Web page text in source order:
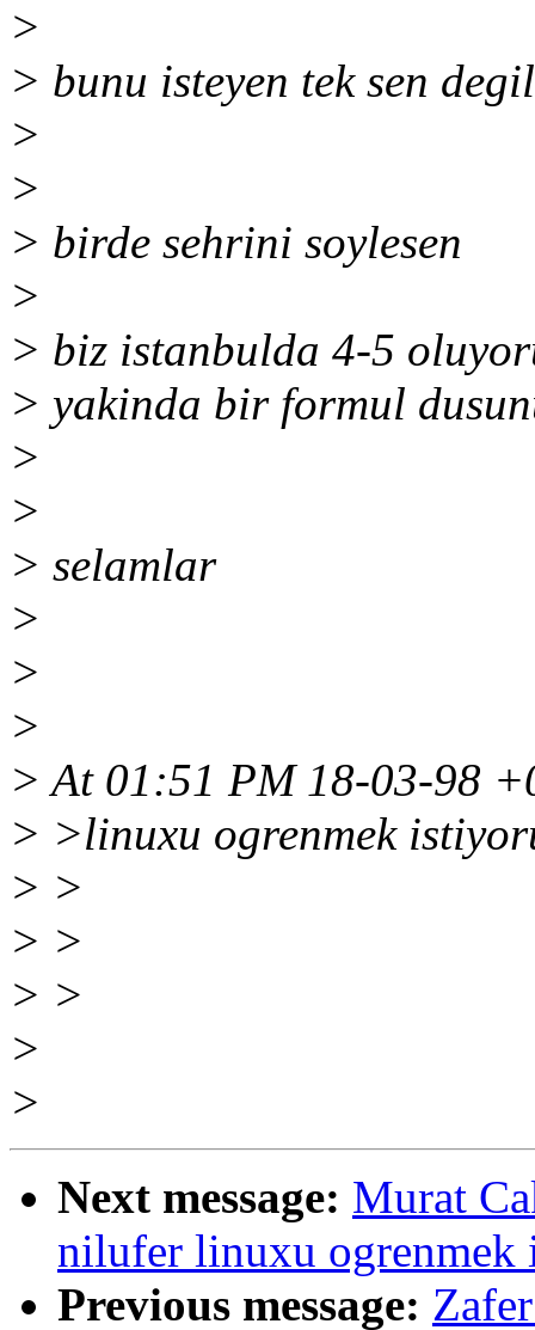
>
> bunu isteyen tek sen
>
>
> birde sehrini soylesen
>
> biz istanbulda 4-5
> yakinda bir formul
>
>
> selamlar
>
>
>
> At 01:51 PM 18-03-98
> >linuxu ogrenmek
> >
> >
> >
>
>
Next message: Murat
nilufer linuxu ogrenmek
Previous message: